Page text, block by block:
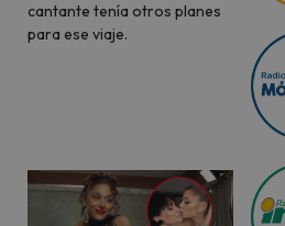
cantante tenía otros planes
para ese viaje.